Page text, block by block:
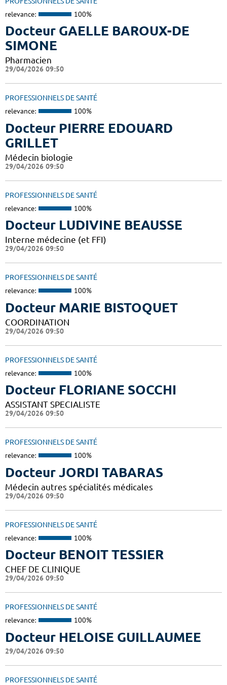
relevance: 100%
Docteur GAELLE BAROUX-DE
SIMONE
Pharmacien
29/04/2026 09:50
PROFESSIONNELS DE SANTÉ
relevance: 100%
Docteur PIERRE EDOUARD
GRILLET
Médecin biologie
29/04/2026 09:50
PROFESSIONNELS DE SANTÉ
relevance: 100%
Docteur LUDIVINE BEAUSSE
Interne médecine (et FFI)
29/04/2026 09:50
PROFESSIONNELS DE SANTÉ
relevance: 100%
Docteur MARIE BISTOQUET
COORDINATION
29/04/2026 09:50
PROFESSIONNELS DE SANTÉ
relevance: 100%
Docteur FLORIANE SOCCHI
ASSISTANT SPECIALISTE
29/04/2026 09:50
PROFESSIONNELS DE SANTÉ
relevance: 100%
Docteur JORDI TABARAS
Médecin autres spécialités médicales
29/04/2026 09:50
PROFESSIONNELS DE SANTÉ
relevance: 100%
Docteur BENOIT TESSIER
CHEF DE CLINIQUE
29/04/2026 09:50
PROFESSIONNELS DE SANTÉ
relevance: 100%
Docteur HELOISE GUILLAUMEE
29/04/2026 09:50
PROFESSIONNELS DE SANTÉ